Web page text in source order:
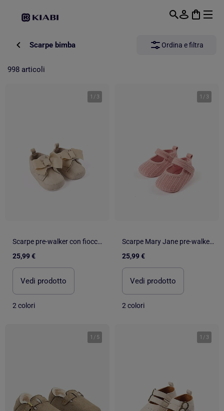
Scarpe bimba Ordina e filtra
998 articoli
1 / 3
Scarpe pre-walker con fiocco decorativo
25,99 €
Vedi prodotto
2 colori
1 / 3
Scarpe Mary Jane pre-walker con chiusura a strappo
25,99 €
Vedi prodotto
2 colori
1 / 5 1 / 3